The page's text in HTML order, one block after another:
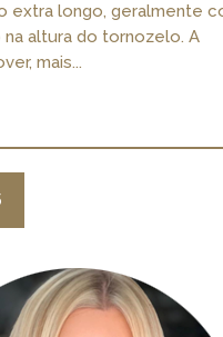
extra longo, geralmente
altura do tornozelo. A
mais...